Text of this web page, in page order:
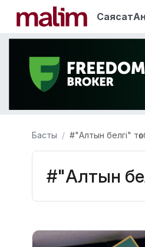
Саясат
Басты #"Алтын белгі"
#"Алтын